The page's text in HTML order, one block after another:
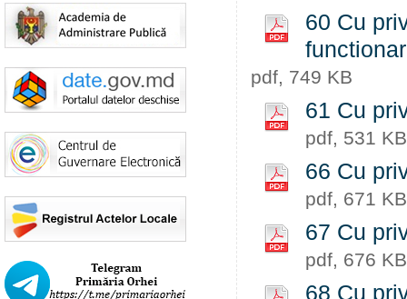
60 Cu
pdf, 749 KB
61 Cu
pdf, 531 KB
66 Cu
pdf, 671 KB
67 Cu
pdf, 676 KB
68 Cu